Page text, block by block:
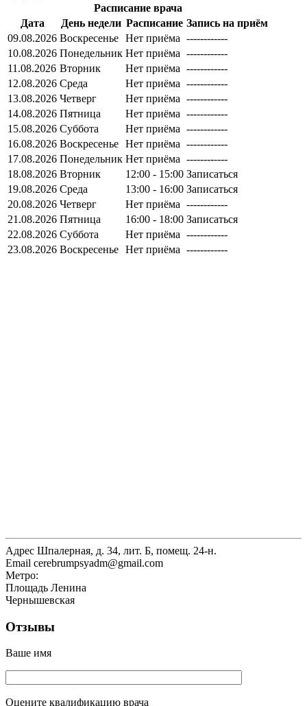
Расписание врача
Дата
День недели Расписание Запись на приём
09.08.2026 Воскресенье Нет приёма ------------
10.08.2026 Понедельник Нет приёма ------------
11.08.2026 Вторник Нет приёма ------------
12.08.2026 Среда Нет приёма ------------
13.08.2026 Четверг Нет приёма ------------
14.08.2026 Пятница Нет приёма ------------
15.08.2026 Суббота Нет приёма ------------
16.08.2026 Воскресенье Нет приёма ------------
17.08.2026 Понедельник Нет приёма ------------
18.08.2026 Вторник 12:00 - 15:00 Записаться
19.08.2026 Среда 13:00 - 16:00 Записаться
20.08.2026 Четверг Нет приёма ------------
21.08.2026 Пятница 16:00 - 18:00 Записаться
22.08.2026 Суббота Нет приёма ------------
23.08.2026 Воскресенье Нет приёма ------------
Адрес Шпалерная, д. 34, лит. Б, помещ. 24-н.
Email cerebrumpsyadm@gmail.com
Метро:
Площадь Ленина
Чернышевская
Отзывы
Ваше имя
Оцените квалификацию врача